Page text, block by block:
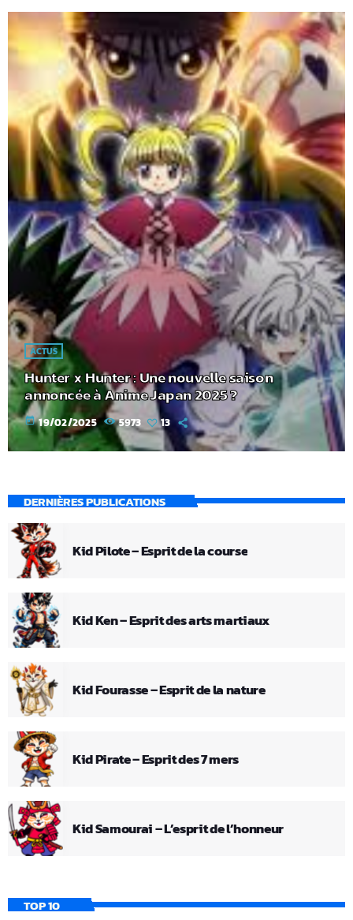
ACTUS
Hunter x Hunter : Une nouvelle saison
annoncée à Anime Japan 2025 ?
today 19/02/2025 5973 13
DERNIÈRES PUBLICATIONS
Kid Pilote – Esprit de la course
Kid Ken – Esprit des arts martiaux
Kid Fourasse – Esprit de la nature
Kid Pirate – Esprit des 7 mers
Kid Samourai – L’esprit de l’honneur
TOP 10